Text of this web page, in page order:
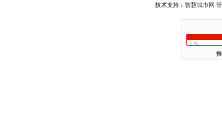
技术支持： 智慧城市网